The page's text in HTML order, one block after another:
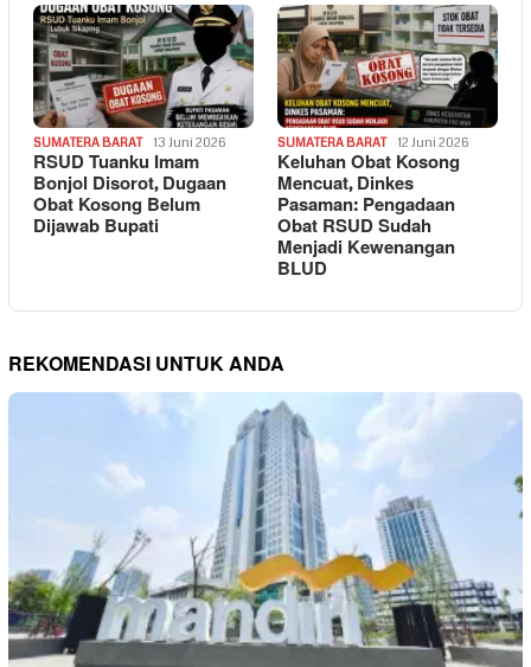
SUMATERA BARAT 13 Juni 2026
RSUD Tuanku Imam
Bonjol Disorot, Dugaan
Obat Kosong Belum
Dijawab Bupati
SUMATERA BARAT 12 Juni 2026
Keluhan Obat Kosong
Mencuat, Dinkes
Pasaman: Pengadaan
Obat RSUD Sudah
Menjadi Kewenangan
BLUD
REKOMENDASI UNTUK ANDA